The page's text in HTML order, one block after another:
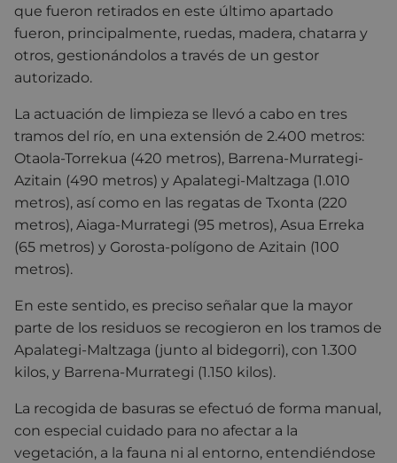
que fueron retirados en este último apartado
fueron, principalmente, ruedas, madera, chatarra y
otros, gestionándolos a través de un gestor
autorizado.
La actuación de limpieza se llevó a cabo en tres
tramos del río, en una extensión de 2.400 metros:
Otaola-Torrekua (420 metros), Barrena-Murrategi-
Azitain (490 metros) y Apalategi-Maltzaga (1.010
metros), así como en las regatas de Txonta (220
metros), Aiaga-Murrategi (95 metros), Asua Erreka
(65 metros) y Gorosta-polígono de Azitain (100
metros).
En este sentido, es preciso señalar que la mayor
parte de los residuos se recogieron en los tramos de
Apalategi-Maltzaga (junto al bidegorri), con 1.300
kilos, y Barrena-Murrategi (1.150 kilos).
La recogida de basuras se efectuó de forma manual,
con especial cuidado para no afectar a la
vegetación, a la fauna ni al entorno, entendiéndose